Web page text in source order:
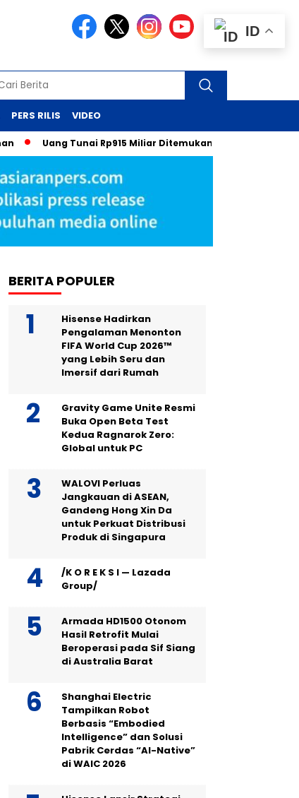
PERS RILIS VIDEO
Uang Tunai Rp915 Miliar Ditemukan: Kejutan dari Laci
BERITA POPULER
Hisense Hadirkan
Pengalaman Menonton
FIFA World Cup 2026™
yang Lebih Seru dan
Imersif dari Rumah
Gravity Game Unite Resmi
Buka Open Beta Test
Kedua Ragnarok Zero:
Global untuk PC
WALOVI Perluas
Jangkauan di ASEAN,
Gandeng Hong Xin Da
untuk Perkuat Distribusi
Produk di Singapura
/K O R E K S I — Lazada
Group/
Armada HD1500 Otonom
Hasil Retrofit Mulai
Beroperasi pada Sif Siang
di Australia Barat
Shanghai Electric
Tampilkan Robot
Berbasis “Embodied
Intelligence” dan Solusi
Pabrik Cerdas “AI-Native”
di WAIC 2026
ID